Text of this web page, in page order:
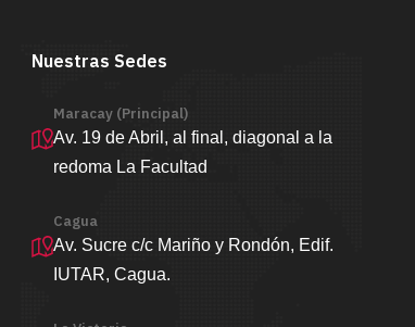
Nuestras Sedes
Maracay (Principal)
Av. 19 de Abril, al final, diagonal a la
redoma La Facultad
Cagua
Av. Sucre c/c Mariño y Rondón, Edif.
IUTAR, Cagua.